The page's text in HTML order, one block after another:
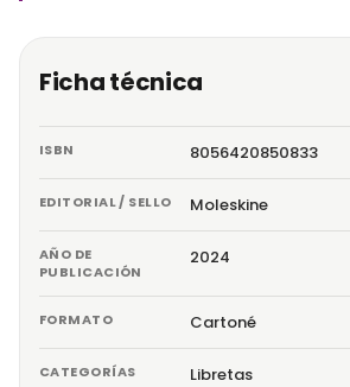
Ficha técnica
ISBN 8056420850833
EDITORIAL / SELLO Moleskine
AÑO DE
PUBLICACIÓN
2024
FORMATO Cartoné
CATEGORÍAS Libretas